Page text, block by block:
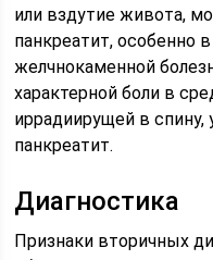
или вздутие живота,
панкреатит, особенно
желчнокаменной
характерной боли в
иррадиирущей в
панкреатит.
Диагностика
Признаки вторичных